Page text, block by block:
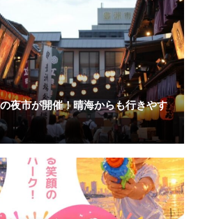
夜市が開催！晴海からも行きやす